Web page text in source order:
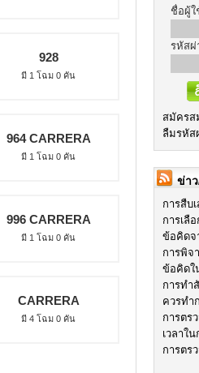
928
มี 1 โฉม 0 คัน
964 CARRERA
มี 1 โฉม 0 คัน
996 CARRERA
มี 1 โฉม 0 คัน
CARRERA
มี 4 โฉม 0 คัน
ชื่อผู้ใ
รหัสผ่
สมัครส
ลืมรหัส
ข่า
การสืบ
การเลื
ข้อคิดจ
การพิจ
ข้อคิดใ
การทำ
ควรทำ
การตร
เวลาใ
การตร